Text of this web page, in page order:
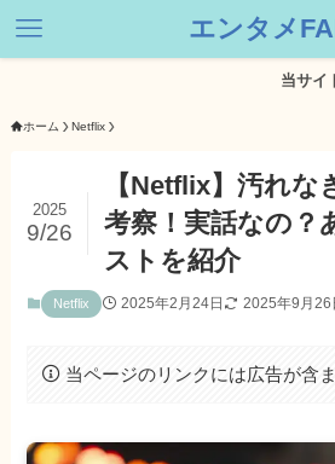
エンタメ
当サイトは、
ホーム Netflix
【Netflix】汚れな
考察！実話なの？
ストを紹介
2025
9/26
Netflix 2025年2月24日 2025年9月26
当ページのリンクには広告が含